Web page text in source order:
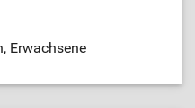
Erwachsene